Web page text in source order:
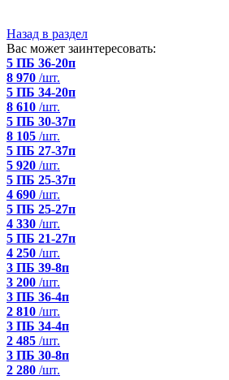
Назад в раздел
Вас может заинтересовать:
5 ПБ 36-20п
8 970 /шт.
5 ПБ 34-20п
8 610 /шт.
5 ПБ 30-37п
8 105 /шт.
5 ПБ 27-37п
5 920 /шт.
5 ПБ 25-37п
4 690 /шт.
5 ПБ 25-27п
4 330 /шт.
5 ПБ 21-27п
4 250 /шт.
3 ПБ 39-8п
3 200 /шт.
3 ПБ 36-4п
2 810 /шт.
3 ПБ 34-4п
2 485 /шт.
3 ПБ 30-8п
2 280 /шт.